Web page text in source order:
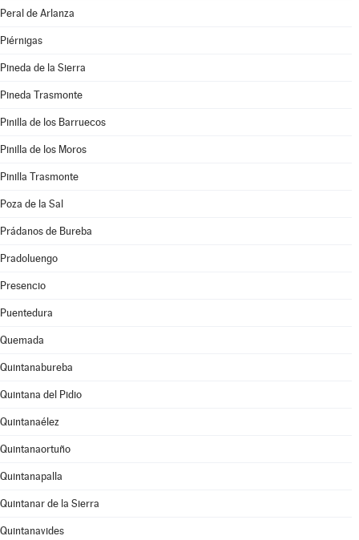
Peral de Arlanza
Piérnigas
Pineda de la Sierra
Pineda Trasmonte
Pinilla de los Barruecos
Pinilla de los Moros
Pinilla Trasmonte
Poza de la Sal
Prádanos de Bureba
Pradoluengo
Presencio
Puentedura
Quemada
Quintanabureba
Quintana del Pidio
Quintanaélez
Quintanaortuño
Quintanapalla
Quintanar de la Sierra
Quintanavides